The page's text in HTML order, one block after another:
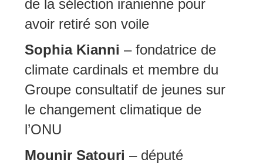
de la sélection iranienne pour
avoir retiré son voile
Sophia Kianni – fondatrice de
climate cardinals et membre du
Groupe consultatif de jeunes sur
le changement climatique de
l’ONU
Mounir Satouri – député